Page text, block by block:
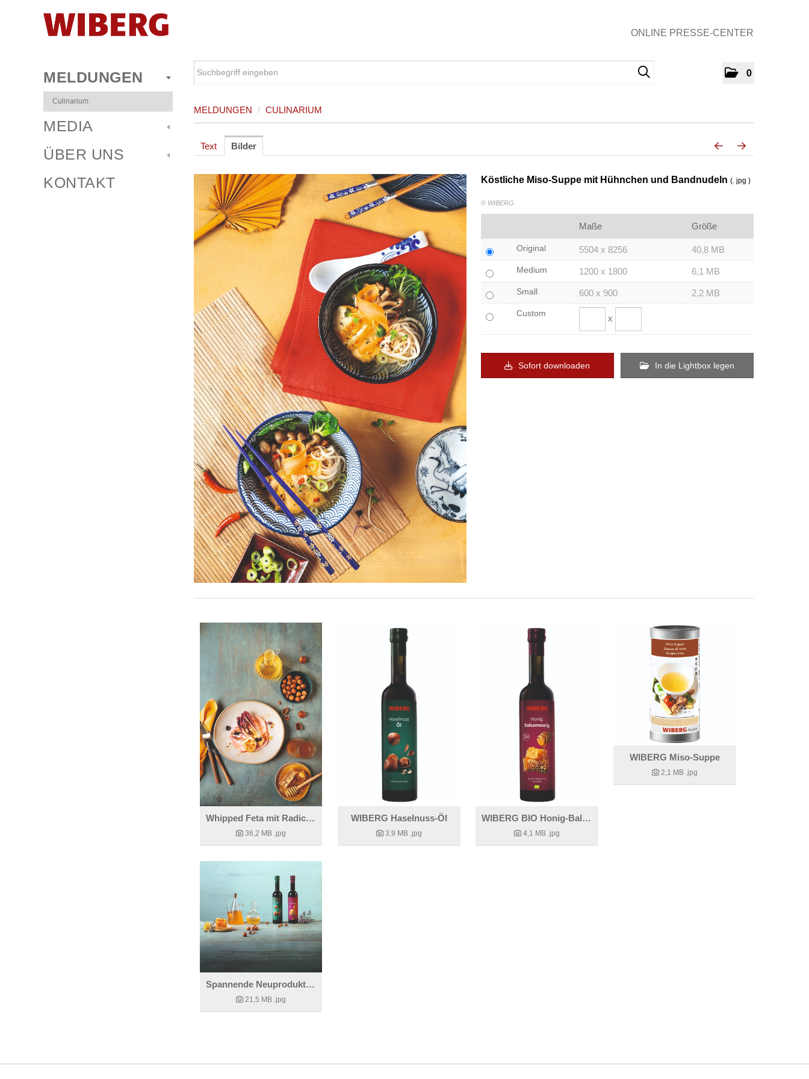
ONLINE PRESSE-CENTER
0
MELDUNGEN
Culinarium
MEDIA
ÜBER UNS
KONTAKT
MELDUNGEN / CULINARIUM
Text Bilder
Köstliche Miso-Suppe mit Hühnchen und Bandnudeln (. jpg )
© WIBERG
Maße Größe
Original 5504 x 8256 40,8 MB
Medium 1200 x 1800 6,1 MB
Small 600 x 900 2,2 MB
Custom x
Sofort downloaden In die Lightbox legen
Whipped Feta mit Radicchio, Honig-Balsam und Haselnüssen
36,2 MB .jpg
WIBERG Haselnuss-Öl
3,9 MB .jpg
WIBERG BIO Honig-Balsamessig
4,1 MB .jpg
WIBERG Miso-Suppe
2,1 MB .jpg
Spannende Neuprodukte für den Herbst
21,5 MB .jpg